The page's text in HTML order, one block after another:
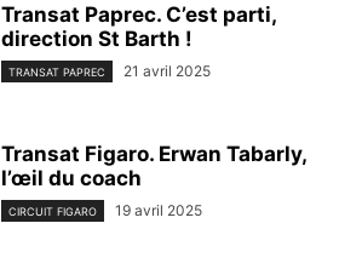
Transat Paprec. C’est parti,
direction St Barth !
TRANSAT PAPREC 21 avril 2025
Transat Figaro. Erwan Tabarly,
l’œil du coach
CIRCUIT FIGARO 19 avril 2025